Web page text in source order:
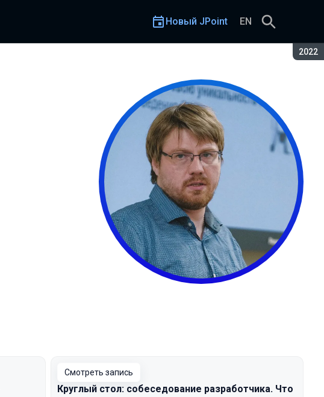
2022
Новый JPoint EN
Смотреть запись
Круглый стол: собеседование разработчика. Что